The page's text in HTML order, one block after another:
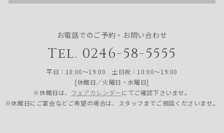
お電話でのご予約・お問い合わせ
Tel. 0246-58-5555
平日：10:00〜19:00 土日祝：10:00〜19:00
[休館日／火曜日・水曜日]
※休館日は、 フェアカレンダーにてご確認下さいませ。
※休館日にご宴会などご希望の場合は、スタッフまでご相談くださいませ。